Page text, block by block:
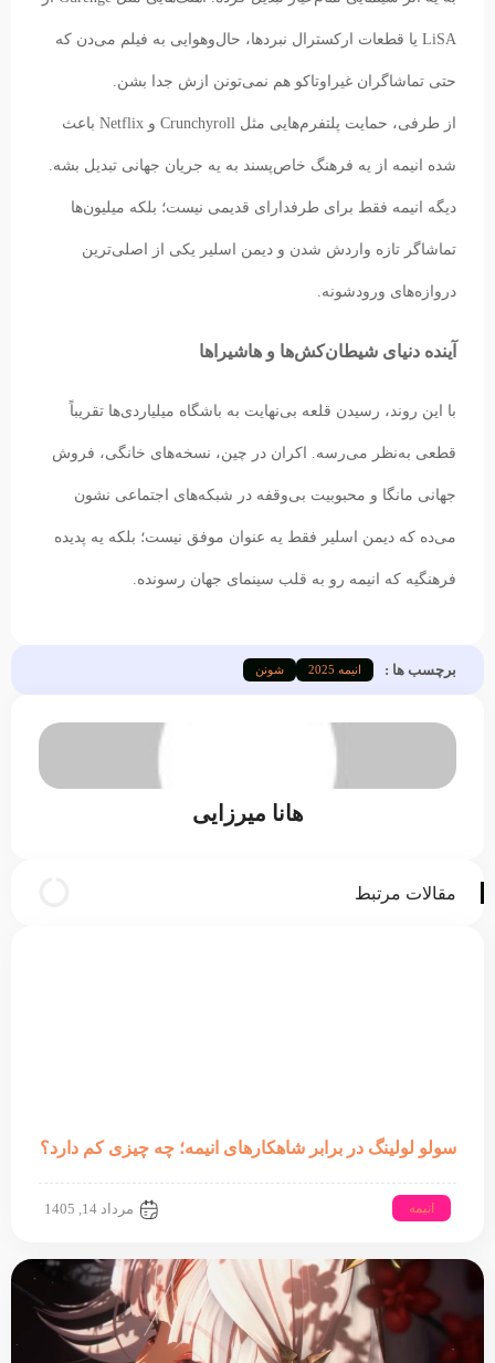
LiSA یا قطعات ارکسترال نبردها، حال‌و‌هوایی به فیلم می‌دن که
حتی تماشاگران غیراوتاکو هم نمی‌تونن ازش جدا بشن.
از طرفی، حمایت پلتفرم‌هایی مثل Crunchyroll و Netflix باعث
شده انیمه از یه فرهنگ خاص‌پسند به یه جریان جهانی تبدیل بشه.
دیگه انیمه فقط برای طرفدارای قدیمی نیست؛ بلکه میلیون‌ها
تماشاگر تازه واردش شدن و دیمن اسلیر یکی از اصلی‌ترین
دروازه‌های ورودشونه.
آینده دنیای شیطان‌کش‌ها و هاشیراها
با این روند، رسیدن قلعه بی‌نهایت به باشگاه میلیاردی‌ها تقریباً
قطعی به‌نظر می‌رسه. اکران در چین، نسخه‌های خانگی، فروش
جهانی مانگا و محبوبیت بی‌وقفه در شبکه‌های اجتماعی نشون
می‌ده که دیمن اسلیر فقط یه عنوان موفق نیست؛ بلکه یه پدیده
فرهنگیه که انیمه رو به قلب سینمای جهان رسونده.
برچسب ها : انیمه 2025 شونن
هانا میرزایی
مقالات مرتبط
سولو لولینگ در برابر شاهکارهای انیمه؛ چه چیزی کم دارد؟
انیمه مرداد 14, 1405